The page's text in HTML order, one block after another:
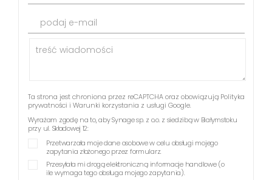
podaj e-mail
Ta strona jest chroniona przez reCAPTCHA oraz obowiązują Polityka
prywatności i Warunki korzystania z usługi Google.
Wyrażam zgodę na to, aby Synage sp. z o.o. z siedzibą w Białymstoku
przy ul. Składowej 12:
Przetwarzała moje dane osobowe w celu obsługi mojego
zapytania złożonego przez formularz.
Przesyłała mi drogą elektroniczną informacje handlowe (o
ile wymaga tego obsługa mojego zapytania).